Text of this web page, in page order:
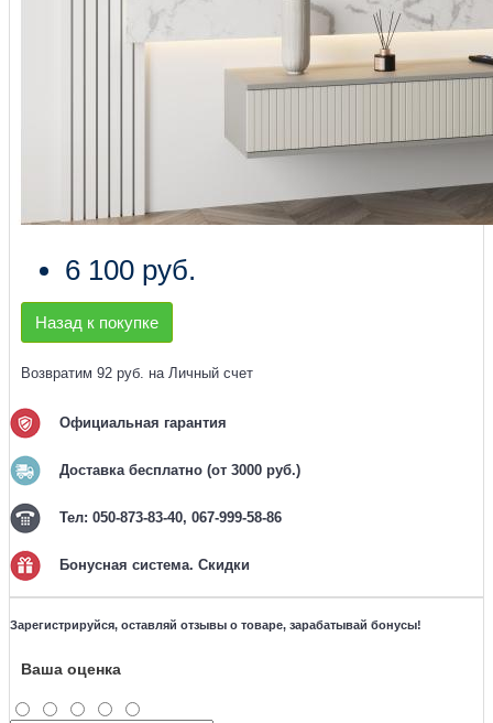
6 100 руб.
Назад к покупке
Возвратим 92 руб. на Личный счет
Официальная гарантия
Доставка бесплатно (от 3000 руб.)
Тел: 050-873-83-40, 067-999-58-86
Бонусная система. Скидки
Зарегистрируйся, оставляй отзывы о товаре, зарабатывай бонусы!
Ваша оценка